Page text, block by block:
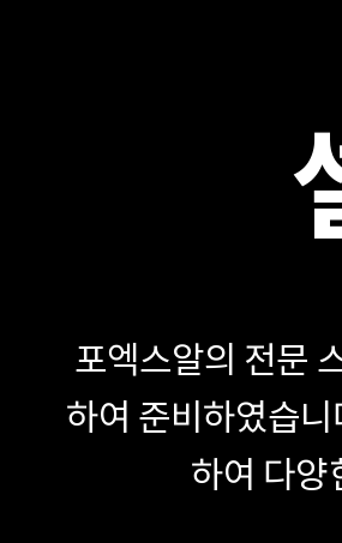
포엑스알의 전문
하여 준비하였습니
하여 다양